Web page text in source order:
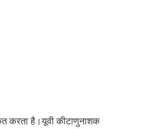
करता है।यूवी कीटाणुनाशक